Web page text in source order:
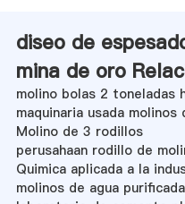
diseo de
mina de oro
molino bolas 2 toneladas
maquinaria usada molinos
Molino de 3 rodillos
perusahaan rodillo de
Quimica aplicada a la
molinos de agua purificada